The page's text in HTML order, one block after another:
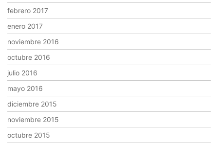
febrero 2017
enero 2017
noviembre 2016
octubre 2016
julio 2016
mayo 2016
diciembre 2015
noviembre 2015
octubre 2015